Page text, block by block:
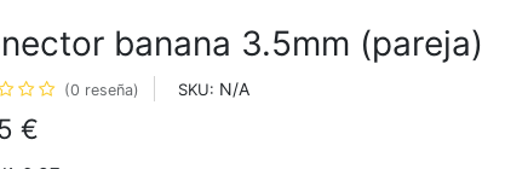
banana 3.5mm (pareja)
(0 reseña) SKU: N/A
€